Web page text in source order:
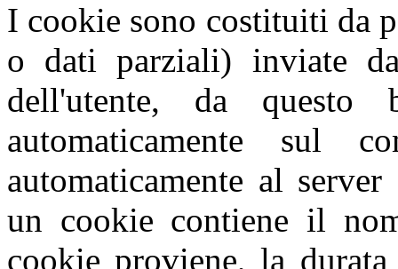
I cookie sono costituiti da
o dati parziali) inviate
dell'utente, da questo
automaticamente sul
automaticamente al
un cookie contiene il
cookie proviene, la